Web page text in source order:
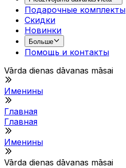
Подарочные комплекты
Скидки
Новинки
Больше
Помощь и контакты
Vārda dienas dāvanas māsai
Именины
Главная
Главная
Именины
Vārda dienas dāvanas māsai